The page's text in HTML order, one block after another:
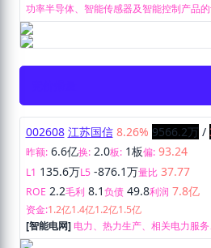
功率半导体、智能传感器及智能控制产品
及销售，以及提供开放式晶圆制造、封装
务。
002608 江苏国信 8.26% 9566.2万 /
昨额: 6.6亿换: 2.0板: 1板偏: 93.24
L1 135.6万L5 -876.1万量比 37.77
ROE 2.2毛利 8.1负债 49.8利润 7.8亿
资金:1.2亿1.4亿1.2亿1.5亿
[智能电网] 电力、热力生产、相关电力服务
业务及售电业务；固有业务和信托业务。